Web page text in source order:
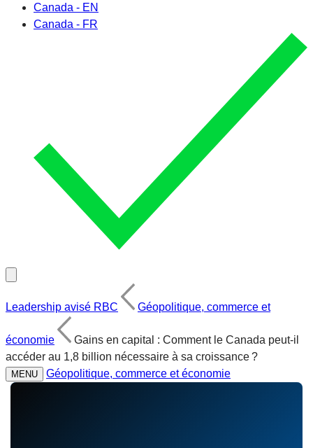
Canada - EN
Canada - FR
Leadership avisé RBC Géopolitique, commerce et
économie
Gains en capital : Comment le Canada peut-il
accéder au 1,8 billion nécessaire à sa croissance ?
MENU Géopolitique, commerce et économie